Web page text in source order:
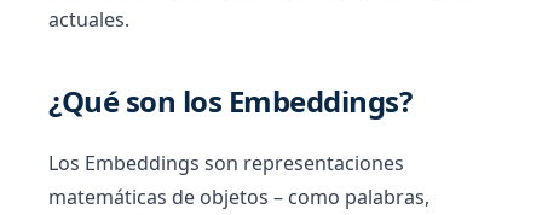
actuales.
¿Qué son los Embeddings?
Los Embeddings son representaciones
matemáticas de objetos – como palabras,